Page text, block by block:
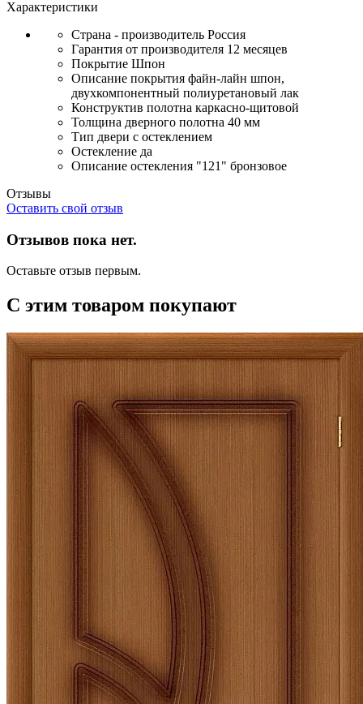
Характеристики
Страна - производитель Россия
Гарантия от производителя 12 месяцев
Покрытие Шпон
Описание покрытия файн-лайн шпон,
двухкомпонентный полиуретановый лак
Конструктив полотна каркасно-щитовой
Толщина дверного полотна 40 мм
Тип двери с остеклением
Остекление да
Описание остекления "121" бронзовое
Отзывы
Оставить свой отзыв
Отзывов пока нет.
Оставьте отзыв первым.
С этим товаром покупают